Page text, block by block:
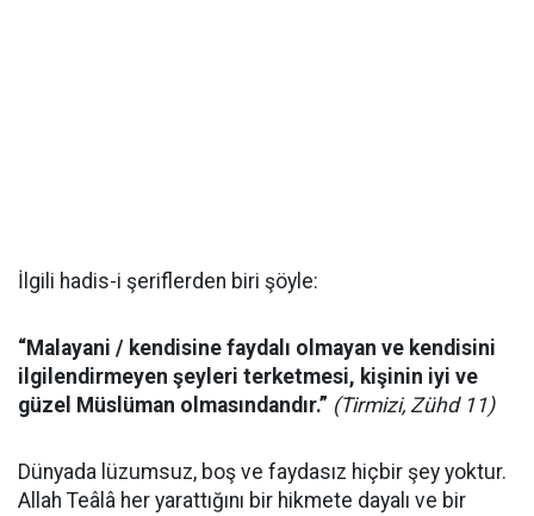
İlgili hadis-i şeriflerden biri şöyle:
“Malayani / kendisine faydalı olmayan ve kendisini
ilgilendirmeyen şeyleri terketmesi, kişinin iyi ve
güzel Müslüman olmasındandır.” (Tirmizi, Zühd 11)
Dünyada lüzumsuz, boş ve faydasız hiçbir şey yoktur.
Allah Teâlâ her yarattığını bir hikmete dayalı ve bir